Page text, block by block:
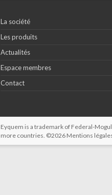
La société
Les produits
Actualités
Espace membres
Contact
Eyquem is a trademark of Federal-
more countries. ©2026 Mentions